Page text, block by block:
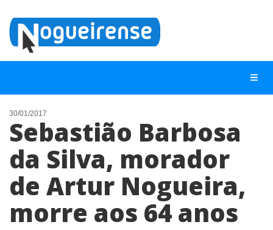
NOTÍCIAS
LISTA DIGITAL
TELEFONES ÚTEIS
CONTATO
30/01/2017
Sebastião Barbosa
da Silva, morador
de Artur Nogueira,
morre aos 64 anos